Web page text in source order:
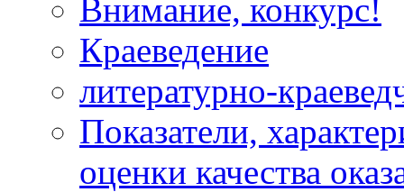
Внимание, конкурс!
Краеведение
литературно-
Показатели,
оценки качества